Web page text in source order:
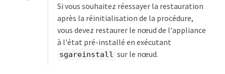
Si vous souhaitez réessayer la restauration
après la réinitialisation de la procédure,
vous devez restaurer le nœud de l'appliance
à l'état pré-installé en exécutant
sgareinstall sur le nœud.